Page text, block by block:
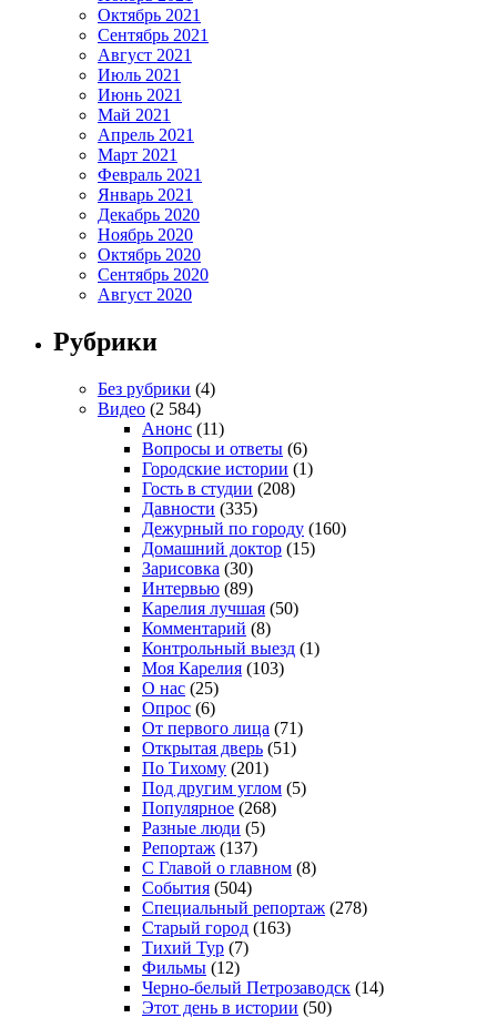
Октябрь 2021
Сентябрь 2021
Август 2021
Июль 2021
Июнь 2021
Май 2021
Апрель 2021
Март 2021
Февраль 2021
Январь 2021
Декабрь 2020
Ноябрь 2020
Октябрь 2020
Сентябрь 2020
Август 2020
Рубрики
Без рубрики (4)
Видео (2 584)
Анонс (11)
Вопросы и ответы (6)
Городские истории (1)
Гость в студии (208)
Давности (335)
Дежурный по городу (160)
Домашний доктор (15)
Зарисовка (30)
Интервью (89)
Карелия лучшая (50)
Комментарий (8)
Контрольный выезд (1)
Моя Карелия (103)
О нас (25)
Опрос (6)
От первого лица (71)
Открытая дверь (51)
По Тихому (201)
Под другим углом (5)
Популярное (268)
Разные люди (5)
Репортаж (137)
С Главой о главном (8)
События (504)
Специальный репортаж (278)
Старый город (163)
Тихий Тур (7)
Фильмы (12)
Черно-белый Петрозаводск (14)
Этот день в истории (50)